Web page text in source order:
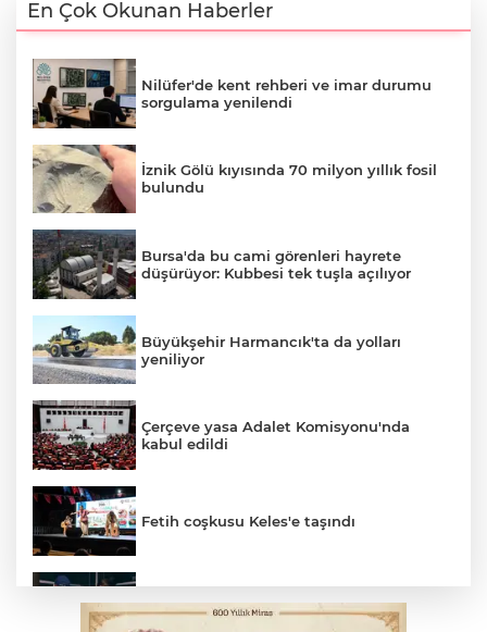
En Çok Okunan Haberler
Nilüfer'de kent rehberi ve imar durumu
sorgulama yenilendi
İznik Gölü kıyısında 70 milyon yıllık fosil
bulundu
Bursa'da bu cami görenleri hayrete
düşürüyor: Kubbesi tek tuşla açılıyor
Büyükşehir Harmancık'ta da yolları
yeniliyor
Çerçeve yasa Adalet Komisyonu'nda
kabul edildi
Fetih coşkusu Keles'e taşındı
kişi tutuklandı